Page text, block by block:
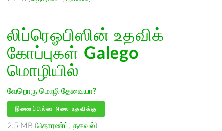
லிப்ரெஓபிஸின் உதவிக்
கோப்புகள் Galego
மொழியில்
வேறொரு மொழி தேவையா?
இணைப்பில்லா நிலை உதவிக்கு
2.5 MB (தொரண்ட் , தகவல்)